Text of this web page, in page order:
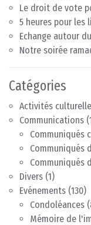
Le droit de vote
5 heures pour les
Echange autour
Notre soirée
Catégories
Activités
Communications
Communiqués
Communiqués
Communiqués
Divers (1)
Evénements (130)
Condoléances
Mémoire de